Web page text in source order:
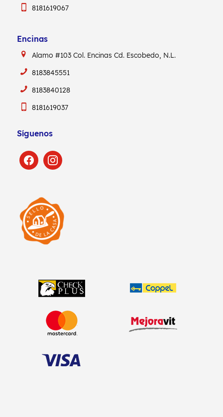
8181619067
Encinas
Alamo #103Col. EncinasCd. Escobedo, N.L.
8183845551
8183840128
8181619037
Síguenos